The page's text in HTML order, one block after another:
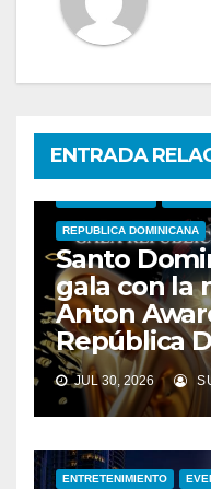
ENTRADA
REPUBLICA DOMINICANA
Santo
gala con la
Anton
República
JUL 30, 2026
ENTRETENIMIENTO